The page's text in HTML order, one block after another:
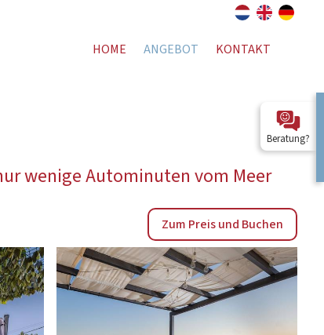
HOME ANGEBOT KONTAKT
wenige Autominuten vom Meer
Zum Preis und Buchen
Beratung?